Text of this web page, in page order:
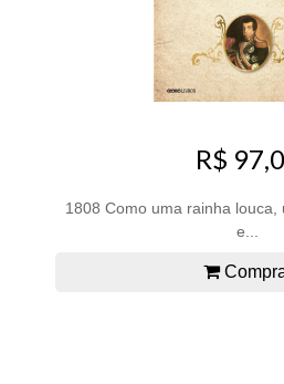
R$
1808 Como uma rainha
e...